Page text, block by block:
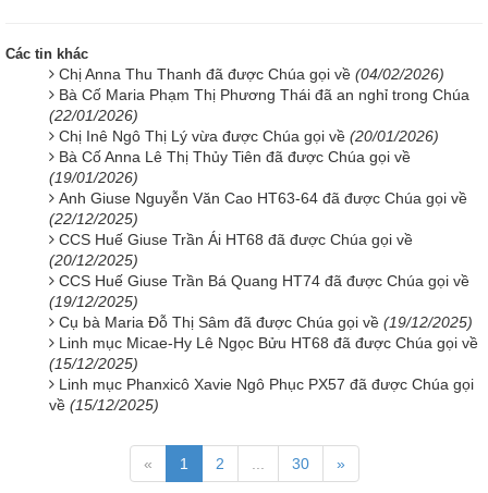
Các tin khác
Chị Anna Thu Thanh đã được Chúa gọi về (04/02/2026)
Bà Cố Maria Phạm Thị Phương Thái đã an nghỉ trong Chúa
(22/01/2026)
Chị Inê Ngô Thị Lý vừa được Chúa gọi về (20/01/2026)
Bà Cố Anna Lê Thị Thủy Tiên đã được Chúa gọi về
(19/01/2026)
Anh Giuse Nguyễn Văn Cao HT63-64 đã được Chúa gọi về
(22/12/2025)
CCS Huế Giuse Trần Ái HT68 đã được Chúa gọi về
(20/12/2025)
CCS Huế Giuse Trần Bá Quang HT74 đã được Chúa gọi về
(19/12/2025)
Cụ bà Maria Đỗ Thị Sâm đã được Chúa gọi về (19/12/2025)
Linh mục Micae-Hy Lê Ngọc Bửu HT68 đã được Chúa gọi về
(15/12/2025)
Linh mục Phanxicô Xavie Ngô Phục PX57 đã được Chúa gọi
về (15/12/2025)
« 1 2 30 »